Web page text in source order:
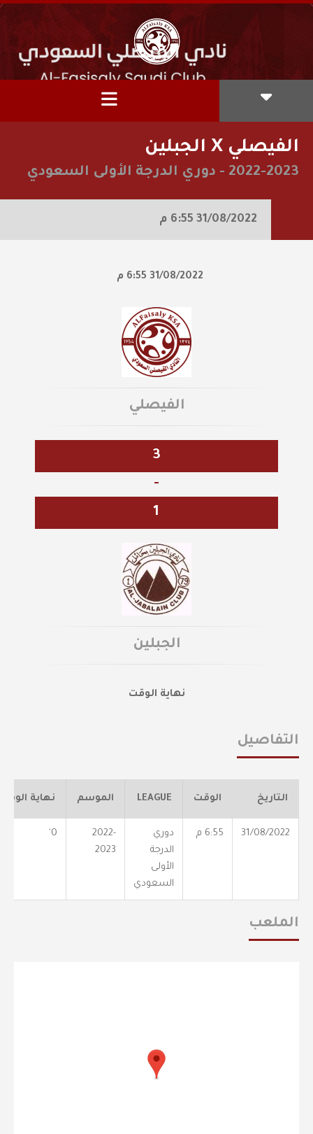
الفيصلي X الجبلين
2022-2023
- دوري الدرجة الأولى السعودي
31/08/2022
31/08/2022
الفيصلي
3
-
1
الجبلين
نهاية الوقت
التفاصيل
التاريخ الوقت LEAGUE الموسم نهاية الوقت
31/08/2022 6:55 م
دوري
الدرجة
الأولى
السعودي
2022-
2023
0'
الملعب